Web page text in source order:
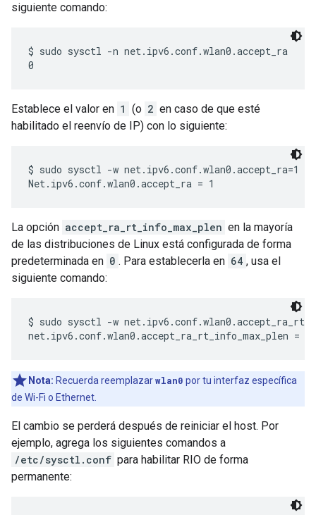
siguiente comando:
$ sudo sysctl -n net.ipv6.conf.wlan0.accept_ra
Establece el valor en 1 (o 2 en caso de que esté
habilitado el reenvío de IP) con lo siguiente:
$ sudo sysctl -w net.ipv6.conf.wlan0.accept_ra=1
La opción accept_ra_rt_info_max_plen en la mayoría
de las distribuciones de Linux está configurada de forma
predeterminada en 0 . Para establecerla en 64 , usa el
siguiente comando:
$ sudo sysctl -w
Nota: Recuerda reemplazarwlan0 por tu interfaz específica
de Wi-Fi o Ethernet.
El cambio se perderá después de reiniciar el host. Por
ejemplo, agrega los siguientes comandos a
/etc/sysctl.conf para habilitar RIO de forma
permanente: